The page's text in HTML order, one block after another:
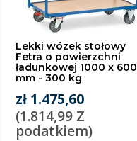
Lekki wózek stołowy
Fetra o powierzchni
ładunkowej 1000 x 600
mm - 300 kg
zł 1.475,60
(1.814,99 Z
podatkiem)